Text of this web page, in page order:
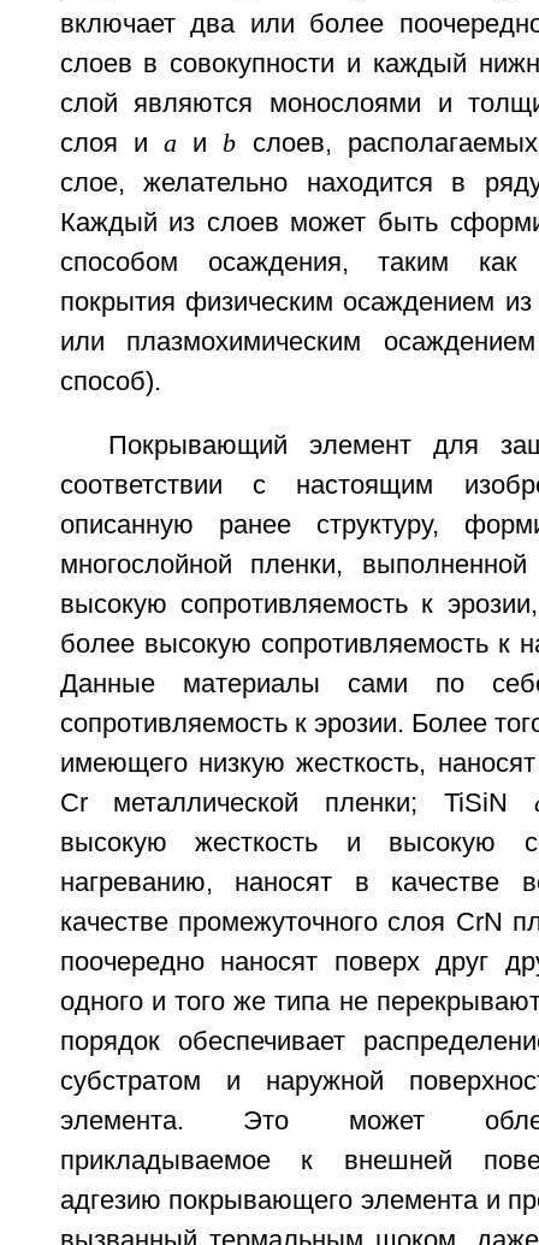
включает два или более
слоев в совокупности и каждый
слой являются монослоями и
слоя и a и b слоев,
слое, желательно находится в
Каждый из слоев может быть
способом осаждения, таким как
покрытия физическим осаждением
или плазмохимическим
способ).
Покрывающий элемент для
соответствии с настоящим
описанную ранее структуру,
многослойной пленки,
высокую сопротивляемость к
более высокую сопротивляемость к
Данные материалы сами по
сопротивляемость к эрозии. Более
имеющего низкую жесткость,
Cr металлической пленки; TiSiN
высокую жесткость и высокую
нагреванию, наносят в качестве
качестве промежуточного слоя CrN
поочередно наносят поверх друг
одного и того же типа не
порядок обеспечивает
субстратом и наружной
элемента. Это может
прикладываемое к внешней
адгезию покрывающего элемента и